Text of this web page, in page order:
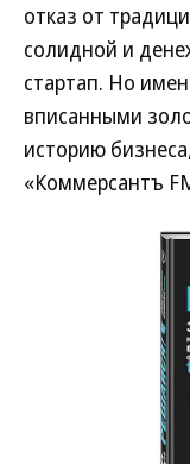
отказ от
солидной и
стартап. Но
вписанными
историю
«Коммерсантъ